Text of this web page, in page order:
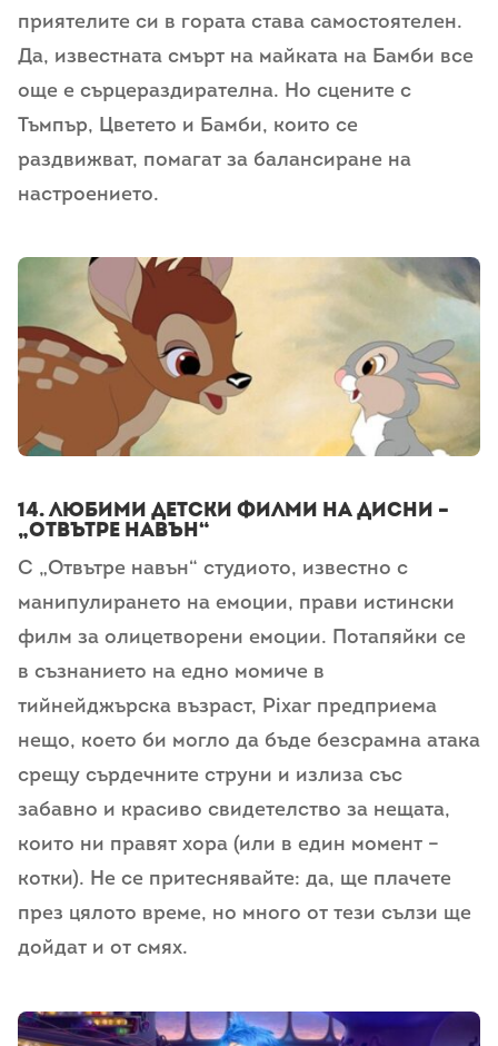
приятелите си в гората става самостоятелен.
Да, известната смърт на майката на Бамби все
още е сърцераздирателна. Но сцените с
Тъмпър, Цветето и Бамби, които се
раздвижват, помагат за балансиране на
настроението.
14. любими детски филми на дисни –
„Отвътре навън“
С „Отвътре навън“ студиото, известно с
манипулирането на емоции, прави истински
филм за олицетворени емоции. Потапяйки се
в съзнанието на едно момиче в
тийнейджърска възраст, Pixar предприема
нещо, което би могло да бъде безсрамна атака
срещу сърдечните струни и излиза със
забавно и красиво свидетелство за нещата,
които ни правят хора (или в един момент –
котки). Не се притеснявайте: да, ще плачете
през цялото време, но много от тези сълзи ще
дойдат и от смях.